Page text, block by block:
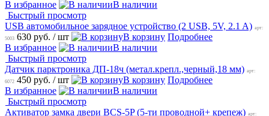
В избранное
В наличии
Быстрый просмотр
USB автомобильное зарядное устройство (2 USB, 5V, 2.1 A) арт:
5003 630 руб. / шт В корзину Подробнее
В избранное
В наличии
Быстрый просмотр
Датчик парктроника ДП-18ч (метал.крепл.,черный,18 мм) арт:
6072 450 руб. / шт В корзину Подробнее
В избранное
В наличии
Быстрый просмотр
Активатор замка двери BCS-5P (5-ти проводной+ крепеж) арт: